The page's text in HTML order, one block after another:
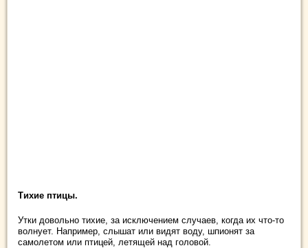
Тихие птицы.
Утки довольно тихие, за исключением случаев, когда их что-то
волнует. Например, слышат или видят воду, шпионят за
самолетом или птицей, летящей над головой.